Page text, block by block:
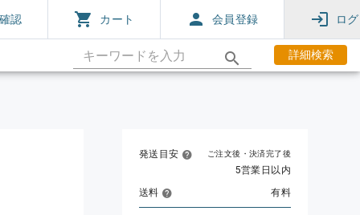
認 カート 会員登録 ロ
詳細検索
発送目安 ご注文後・決済完了後
5営業日以内
送料
有料